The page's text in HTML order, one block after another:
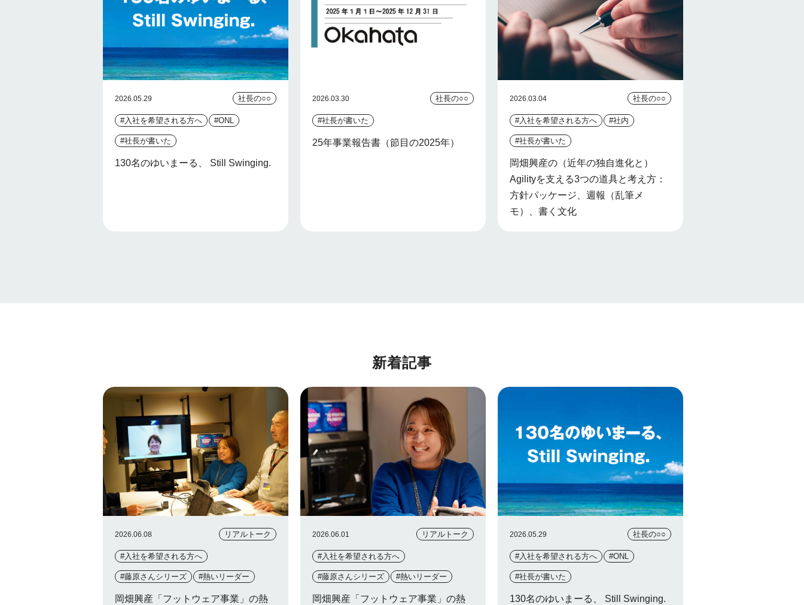
2026.05.29 社長の○○
#入社を希望される方へ #ONL
#社長が書いた
130名のゆいまーる、 Still Swinging.
2026.03.30 社長の○○
#社長が書いた
25年事業報告書（節目の2025年）
2026.03.04 社長の○○
#入社を希望される方へ #社内
#社長が書いた
岡畑興産の（近年の独自進化と）
Agilityを支える3つの道具と考え方：
方針パッケージ、週報（乱筆メ
モ）、書く文化
新着記事
2026.06.08 リアルトーク
#入社を希望される方へ
#藤原さんシリーズ #熱いリーダー
岡畑興産「フットウェア事業」の熱
2026.06.01 リアルトーク
#入社を希望される方へ
#藤原さんシリーズ #熱いリーダー
岡畑興産「フットウェア事業」の熱
2026.05.29 社長の○○
#入社を希望される方へ #ONL
#社長が書いた
130名のゆいまーる、 Still Swinging.